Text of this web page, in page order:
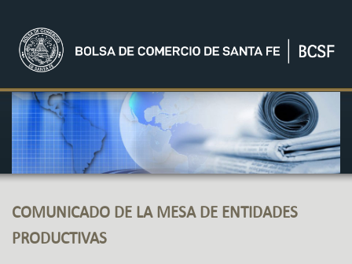
COMUNICADO DE LA MESA DE ENTIDADES
PRODUCTIVAS